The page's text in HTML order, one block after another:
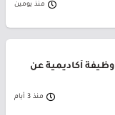
منذ يومين
جامعة القصيم تعلن طرح 147 وظيفة أكاديمية عن
منذ 3 أيام